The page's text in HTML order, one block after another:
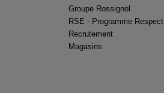
Groupe Rossignol
RSE - Programme Respect
Recrutement
Magasins